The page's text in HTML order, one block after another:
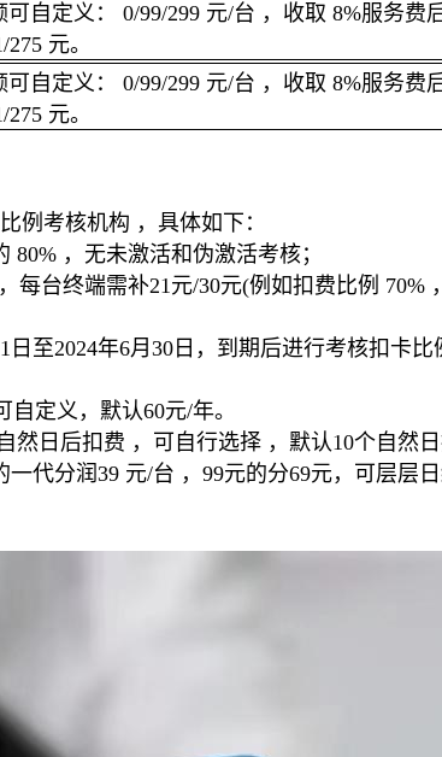
自定义： 0/99/299 元/台 ，收取 8%服务费
元。
自定义： 0/99/299 元/台 ，收取 8%服务费
元。
例考核机构 ，具体如下：
，无未激活和伪激活考核；
每台终端需补21元/30元(例如扣费比例 70%
至2024年6月30日，到期后进行考核扣卡比
定义，默认60元/年。
日后扣费 ，可自行选择 ，默认10个自然日
代分润39 元/台 ，99元的分69元，可层层日